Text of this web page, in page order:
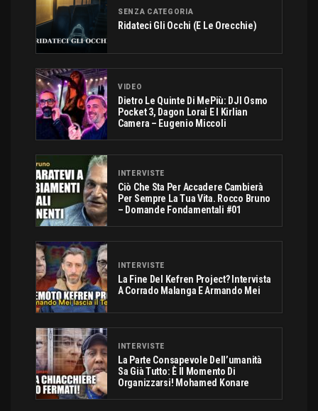
SENZA CATEGORIA
Ridateci Gli Occhi (e Le Orecchie)
VIDEO
Dietro Le Quinte Di MePiù: DJI Osmo
Pocket 3, Dagon Lorai E I Kirlian
Camera – Eugenio Miccoli
INTERVISTE
Ciò Che Sta Per Accadere Cambierà
Per Sempre La Tua Vita. Rocco Bruno
– Domande Fondamentali #01
INTERVISTE
La Fine Del Kefren Project? Intervista
A Corrado Malanga E Armando Mei
INTERVISTE
La Parte Consapevole Dell’umanità
Sa Già Tutto: È Il Momento Di
Organizzarsi! Mohamed Konare